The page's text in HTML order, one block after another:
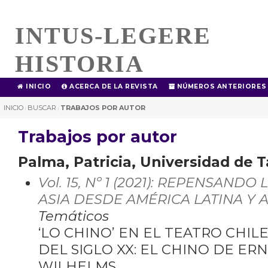
INTUS-LEGERE
HISTORIA
INICIO ACERCA DE LA REVISTA NÚMEROS ANTERIORES
INICIO | BUSCAR | TRABAJOS POR AUTOR
Trabajos por autor
Palma, Patricia, Universidad de
Vol. 15, Nº 1 (2021): REPENSANDO
ASIA DESDE AMÉRICA LATINA Y
Temáticos
‘LO CHINO’ EN EL TEATRO
DEL SIGLO XX: EL CHINO DE